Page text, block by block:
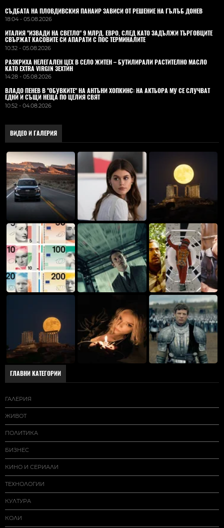
СЪДБАТА НА ПЛОВДИВСКИЯ ПАНАИР ЗАВИСИ ОТ РЕШЕНИЕ НА ГЪЛЪБ ДОНЕВ
18:04 - 05.08.2026
ИТАЛИЯ "ИЗВАДИ НА СВЕТЛО" 9 МЛРД. ЕВРО, СЛЕД КАТО ЗАДЪЛЖИ ТЪРГОВЦИТЕ
СВЪРЖАТ КАСОВИТЕ СИ АПАРАТИ С ПОС ТЕРМИНАЛИТЕ
10:32 - 05.08.2026
РАЗКРИХА НЕЛЕГАЛЕН ЦЕХ В СЕЛО ЖИТЕН – БУТИЛИРАЛИ РАСТИТЕЛНО МАСЛО
КАТО EXTRA VIRGIN ЗЕХТИН
14:28 - 05.08.2026
ВЛАДO ПЕНЕВ В "ОБУВКИТЕ" НА АНТЪНИ ХОПКИНС: НА АКТЬОРА МУ СЕ СЛУЧВАТ
ЕДНИ И СЪЩИ НЕЩА ПО ЦЕЛИЯ СВЯТ
10:52 - 04.08.2026
ВИДЕО И ГАЛЕРИЯ
ГЛАВНИ КАТЕГОРИИ
ГАЛЕРИЯ
ЖИВОТ
ПОЛИТИКА
БИЗНЕС
КИНО И СЕРИАЛИ
ТЕХНОЛОГИИ
КУЛТУРА
КОЛИ